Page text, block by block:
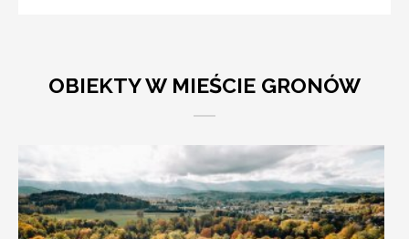
OBIEKTY W MIEŚCIE GRONÓW